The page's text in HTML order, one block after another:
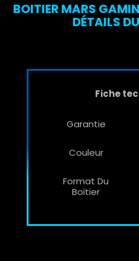
BOITIER MARS
DÉTAILS
Fiche
Garantie
Couleur
Format Du
Boitier